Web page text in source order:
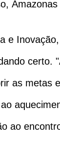
e
as
ao